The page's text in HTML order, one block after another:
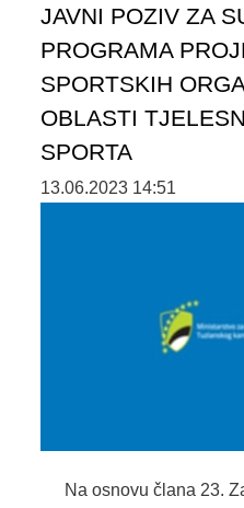
JAVNI POZIV ZA
PROGRAMA
SPORTSKIH
OBLASTI
SPORTA
13.06.2023 14:51
Na osnovu člana 23.
NADLEŽNOSTI
DOKUMENTI
BIBLIOTEČKI ISPIT
OSTALO
SPORTSKI SAVEZI